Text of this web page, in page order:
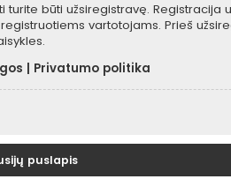
turite būti užsiregistravę.
vartotojams. Prieš
Privatumo politika
puslapis